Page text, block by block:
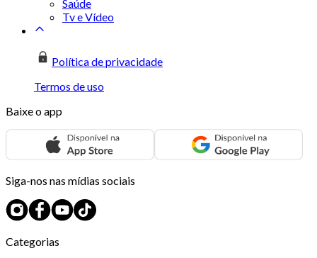
Saúde
Tv e Vídeo
Política de privacidade
Termos de uso
Baixe o app
Siga-nos nas mídias sociais
Categorias